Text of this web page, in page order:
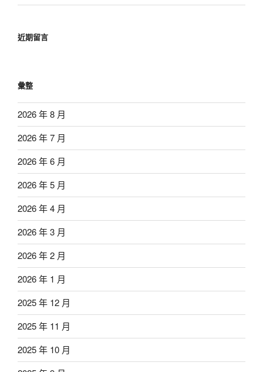
近期留言
彙整
2026 年 8 月
2026 年 7 月
2026 年 6 月
2026 年 5 月
2026 年 4 月
2026 年 3 月
2026 年 2 月
2026 年 1 月
2025 年 12 月
2025 年 11 月
2025 年 10 月